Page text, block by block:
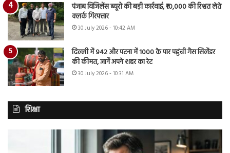
पंजाब विजिलेंस ब्यूरो की बड़ी कार्रवाई, ₹10,000 की रिश्वत लेते
क्लर्क गिरफ्तार
30 July 2026 - 10:42 AM
दिल्ली में 942 और पटना में 1000 के पार पहुंची गैस सिलेंडर
की कीमत, जानें अपने शहर का रेट
30 July 2026 - 10:31 AM
शिक्षा